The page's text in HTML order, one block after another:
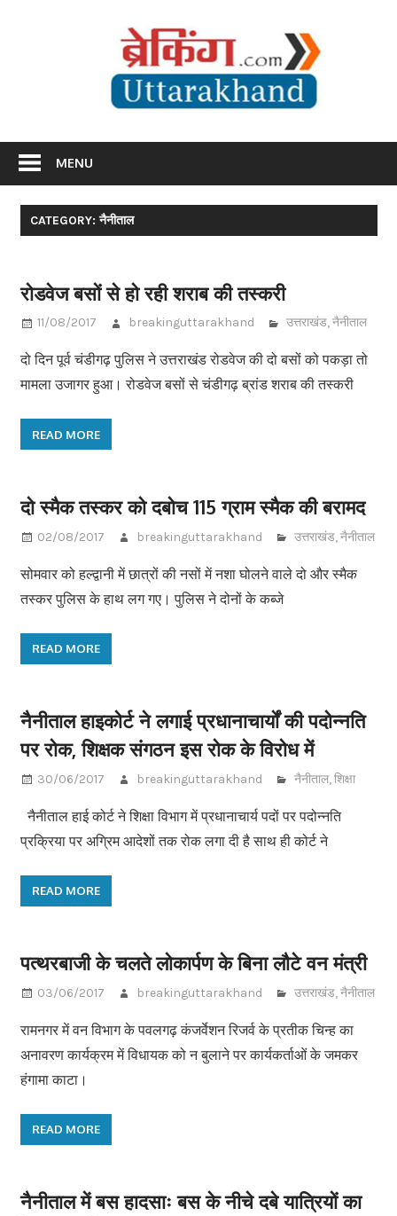
MENU
CATEGORY: नैनीताल
रोडवेज बसों से हो रही शराब की तस्करी
11/08/2017 breakinguttarakhand उत्तराखंड,नैनीताल
दो दिन पूर्व चंडीगढ़ पुलिस ने उत्तराखंड रोडवेज की दो बसों को पकड़ा तो
मामला उजागर हुआ। रोडवेज बसों से चंडीगढ़ ब्रांड शराब की तस्करी
READ MORE
दो स्मैक तस्कर को दबोच 115 ग्राम स्मैक की बरामद
02/08/2017 breakinguttarakhand उत्तराखंड,नैनीताल
सोमवार को हल्द्वानी में छात्रों की नसों में नशा घोलने वाले दो और स्मैक
तस्कर पुलिस के हाथ लग गए। पुलिस ने दोनों के कब्जे
READ MORE
नैनीताल हाइकोर्ट ने लगाई प्रधानाचार्यों की पदोन्नति
पर रोक, शिक्षक संगठन इस रोक के विरोध में
30/06/2017 breakinguttarakhand नैनीताल,शिक्षा
नैनीताल हाई कोर्ट ने शिक्षा विभाग में प्रधानाचार्य पदों पर पदोन्नति
प्रक्रिया पर अग्रिम आदेशों तक रोक लगा दी है साथ ही कोर्ट ने
READ MORE
पत्थरबाजी के चलते लोकार्पण के बिना लौटे वन मंत्री
03/06/2017 breakinguttarakhand उत्तराखंड,नैनीताल
रामनगर में वन विभाग के पवलगढ़ कंजर्वेशन रिजर्व के प्रतीक चिन्ह का
अनावरण कार्यक्रम में विधायक को न बुलाने पर कार्यकर्ताओं के जमकर
हंगामा काटा।
READ MORE
नैनीताल में बस हादसाः बस के नीचे दबे यात्रियों का